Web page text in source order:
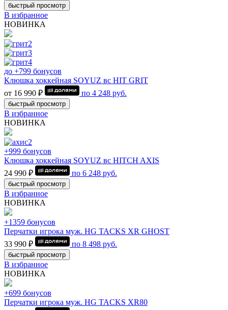
быстрый просмотр
В избранное
НОВИНКА
до +799 бонусов
Клюшка хоккейная SOYUZ вс HIT GRIT
от 16 990 ₽
по 4 248 руб.
быстрый просмотр
В избранное
НОВИНКА
+999 бонусов
Клюшка хоккейная SOYUZ вс HITCH AXIS
24 990 ₽
по 6 248 руб.
быстрый просмотр
В избранное
НОВИНКА
+1359 бонусов
Перчатки игрока муж. HG TACKS XR GHOST
33 990 ₽
по 8 498 руб.
быстрый просмотр
В избранное
НОВИНКА
+699 бонусов
Перчатки игрока муж. HG TACKS XR80